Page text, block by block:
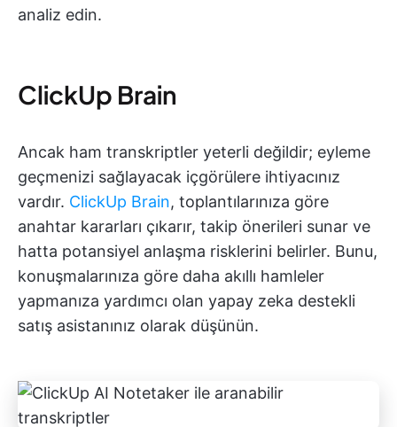
analiz edin.
ClickUp Brain
Ancak ham transkriptler yeterli değildir; eyleme
geçmenizi sağlayacak içgörülere ihtiyacınız
vardır. ClickUp Brain, toplantılarınıza göre
anahtar kararları çıkarır, takip önerileri sunar ve
hatta potansiyel anlaşma risklerini belirler. Bunu,
konuşmalarınıza göre daha akıllı hamleler
yapmanıza yardımcı olan yapay zeka destekli
satış asistanınız olarak düşünün.